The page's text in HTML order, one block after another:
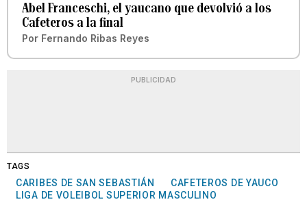
Abel Franceschi, el yaucano que devolvió a los
Cafeteros a la final
Por Fernando Ribas Reyes
PUBLICIDAD
TAGS
CARIBES DE SAN SEBASTIÁN
CAFETEROS DE YAUCO
LIGA DE VOLEIBOL SUPERIOR MASCULINO